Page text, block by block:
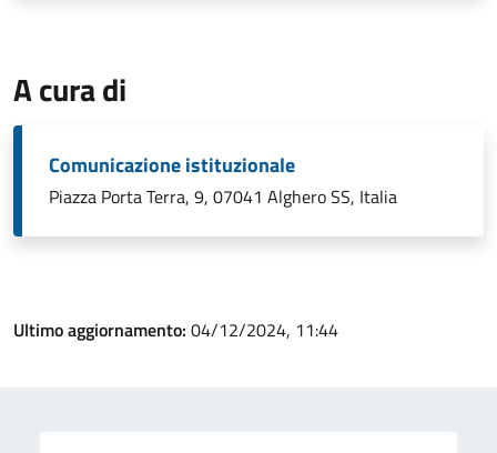
A cura di
Comunicazione istituzionale
Piazza Porta Terra, 9, 07041 Alghero SS, Italia
Ultimo aggiornamento: 04/12/2024, 11:44